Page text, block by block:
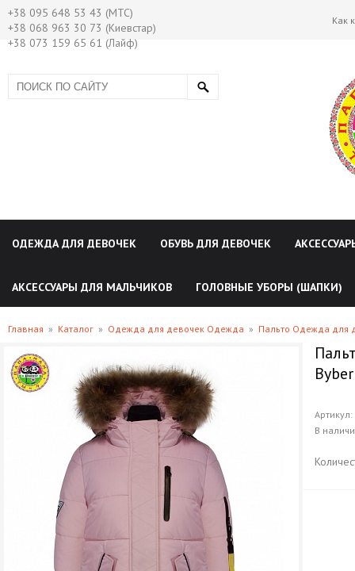
+38 095 648 53 43 (МТС)
+38 068 963 30 73 (Киевстар)
+38 073 159 65 61 (Лайф)
Как
ОДЕЖДА ДЛЯ ДЕВОЧЕК ОБУВЬ ДЛЯ ДЕВОЧЕК
АКСЕССУАРЫ ДЛЯ МАЛЬЧИКОВ ГОЛОВНЫЕ УБОРЫ (ШАПКИ)
Главная » Каталог » Одежда для девочек Одежда » Пальто Одежда для
Артикул:
В